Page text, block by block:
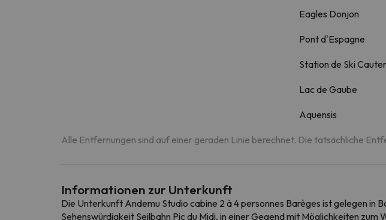
Eagles Donjon
Pont d'Espagne
Station de Ski
Lac de Gaube
Aquensis
Alle Entfernungen sind auf einer geraden Linie berechnet. Die tatsächliche
Informationen zur Unterkunft
Die Unterkunft Andemu Studio cabine 2 à 4 personnes Barèges ist gelegen in
Sehenswürdigkeit Seilbahn Pic du Midi, in einer Gegend mit Möglichkeiten